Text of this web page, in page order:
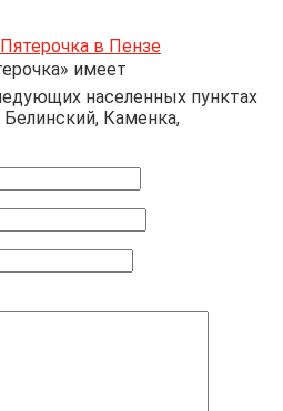
в Пензе
имеет
населенных пунктах
Каменка,